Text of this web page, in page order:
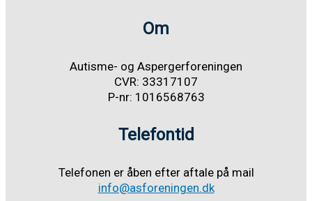
Om
Autisme- og Aspergerforeningen
CVR: 33317107
P-nr: 1016568763
Telefontid
Telefonen er åben efter aftale på mail
info@asforeningen.dk